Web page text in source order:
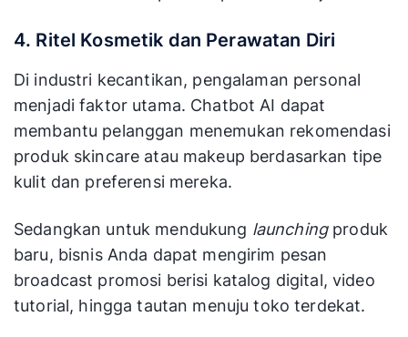
4. Ritel Kosmetik dan Perawatan Diri
Di industri kecantikan, pengalaman personal
menjadi faktor utama. Chatbot AI dapat
membantu pelanggan menemukan rekomendasi
produk skincare atau makeup berdasarkan tipe
kulit dan preferensi mereka.
Sedangkan untuk mendukung launchingproduk
baru, bisnis Anda dapat mengirim pesan
broadcast promosi berisi katalog digital, video
tutorial, hingga tautan menuju toko terdekat.